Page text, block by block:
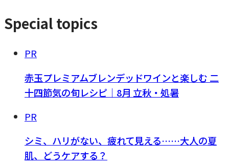
Special topics
PR
赤玉プレミアムブレンデッドワインと楽しむ 二
十四節気の旬レシピ｜8月 立秋・処暑
PR
シミ、ハリがない、疲れて見える……大人の夏
肌、どうケアする？